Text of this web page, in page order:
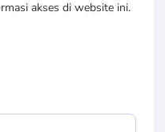
akses di website ini.